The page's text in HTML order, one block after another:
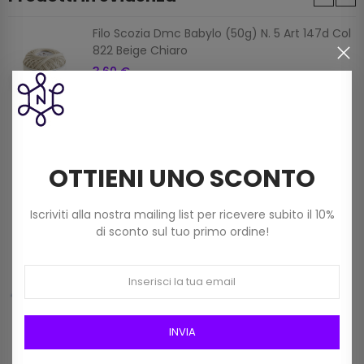
Filo Scozia Dmc Babylo (50g) N. 5 Art 147d Col
822 Beige Chiaro
3,60 €
9,00 €
Bianco
12,00 €
OTTIENI UNO SCONTO
Iscriviti alla nostra mailing list per ricevere subito il 10%
di sconto sul tuo primo ordine!
INVIA